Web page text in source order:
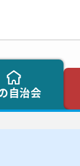
自治会